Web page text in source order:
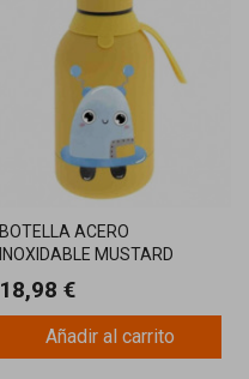
BOTELLA ACERO
INOXIDABLE MUSTARD
18,98 €
Añadir al carrito